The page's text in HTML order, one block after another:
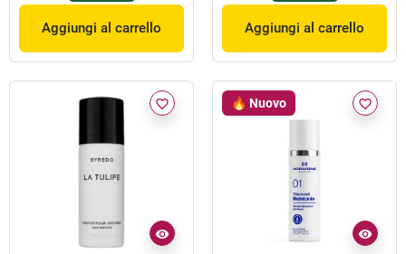
Aggiungi al carrello Aggiungi al carrello
favorite_border 🔥 Nuovo favorite_border